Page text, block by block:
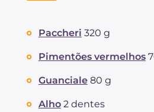
Paccheri 320 g
Pimentões vermelhos
Guanciale 80 g
Alho 2 dentes